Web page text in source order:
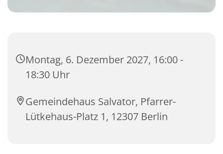
Montag, 6. Dezember 2027, 16:00 -
18:30 Uhr
Gemeindehaus Salvator, Pfarrer-
Lütkehaus-Platz 1, 12307 Berlin